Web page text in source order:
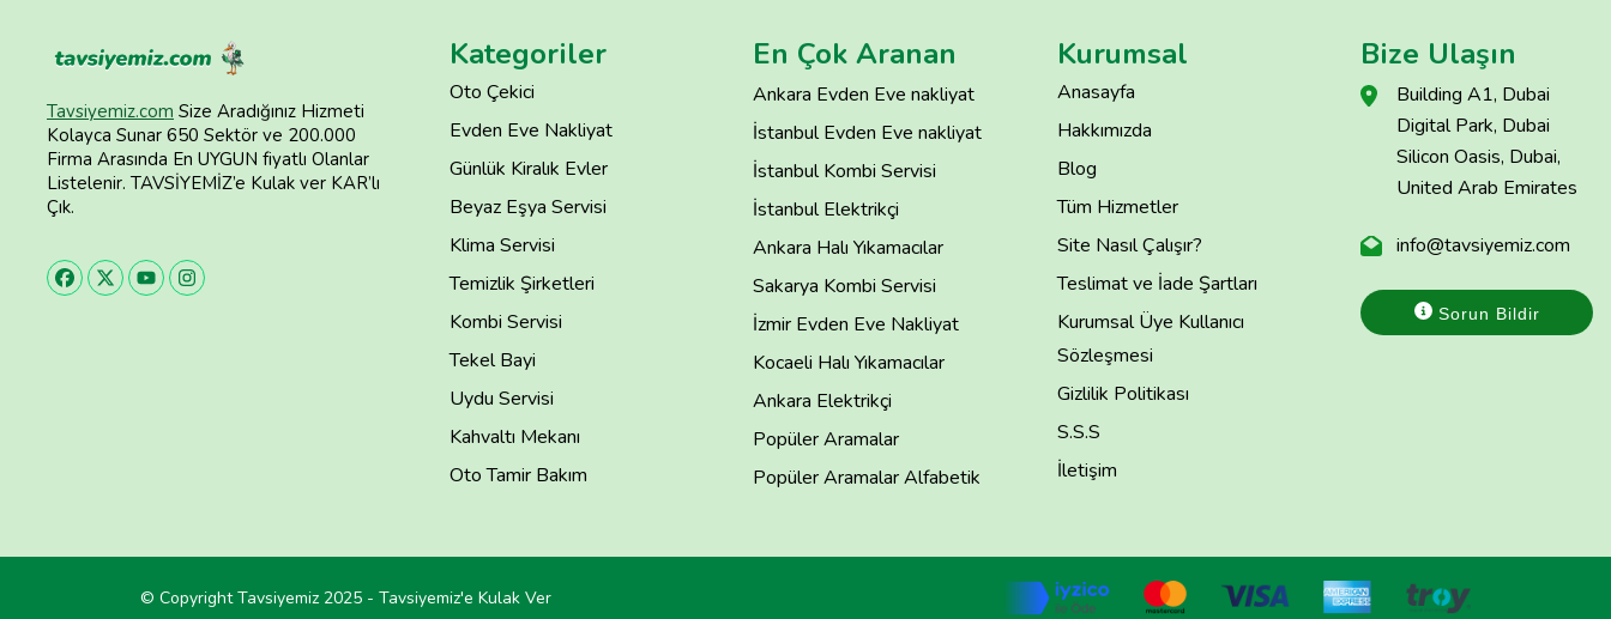
Tavsiyemiz.com Size Aradığınız Hizmeti
Kolayca Sunar 650 Sektör ve 200.000
Firma Arasında En UYGUN fiyatlı Olanlar
Listelenir. TAVSİYEMİZ’e Kulak ver KAR’lı
Çık.
Kategoriler
Oto Çekici
Evden Eve Nakliyat
Günlük Kiralık Evler
Beyaz Eşya Servisi
Klima Servisi
Temizlik Şirketleri
Kombi Servisi
Tekel Bayi
Uydu Servisi
Kahvaltı Mekanı
Oto Tamir Bakım
En Çok Aranan
Ankara Evden Eve nakliyat
İstanbul Evden Eve nakliyat
İstanbul Kombi Servisi
İstanbul Elektrikçi
Ankara Halı Yıkamacılar
Sakarya Kombi Servisi
İzmir Evden Eve Nakliyat
Kocaeli Halı Yıkamacılar
Ankara Elektrikçi
Popüler Aramalar
Popüler Aramalar Alfabetik
Kurumsal
Anasayfa
Hakkımızda
Blog
Tüm Hizmetler
Site Nasıl Çalışır?
Teslimat ve İade Şartları
Kurumsal Üye Kullanıcı
Sözleşmesi
Gizlilik Politikası
S.S.S
İletişim
Bize Ulaşın
Building A1, Dubai
Digital Park, Dubai
Silicon Oasis, Dubai,
United Arab Emirates
info@tavsiyemiz.com
Sorun Bildir
© Copyright Tavsiyemiz 2025 - Tavsiyemiz'e Kulak Ver